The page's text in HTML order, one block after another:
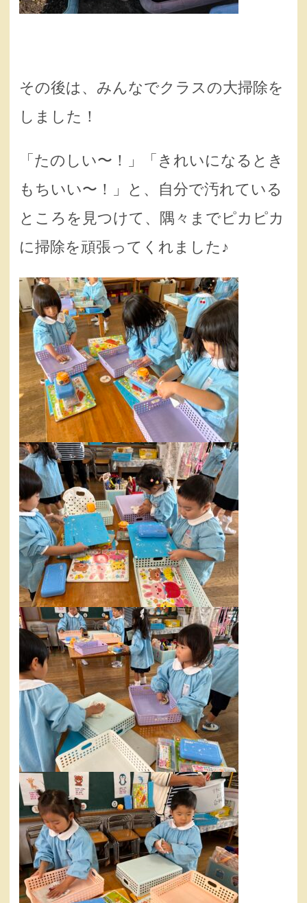
その後は、みんなでクラスの大掃除を
しました！
「たのしい〜！」「きれいになるとき
もちいい〜！」と、自分で汚れている
ところを見つけて、隅々までピカピカ
に掃除を頑張ってくれました♪